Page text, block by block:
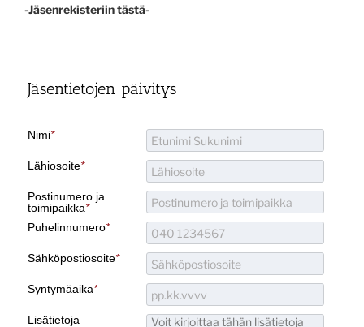
-Jäsenrekisteriin tästä-
Jäsentietojen päivitys
Nimi*
Lähiosoite*
Postinumero ja
toimipaikka*
Puhelinnumero*
Sähköpostiosoite*
Syntymäaika*
Lisätietoja